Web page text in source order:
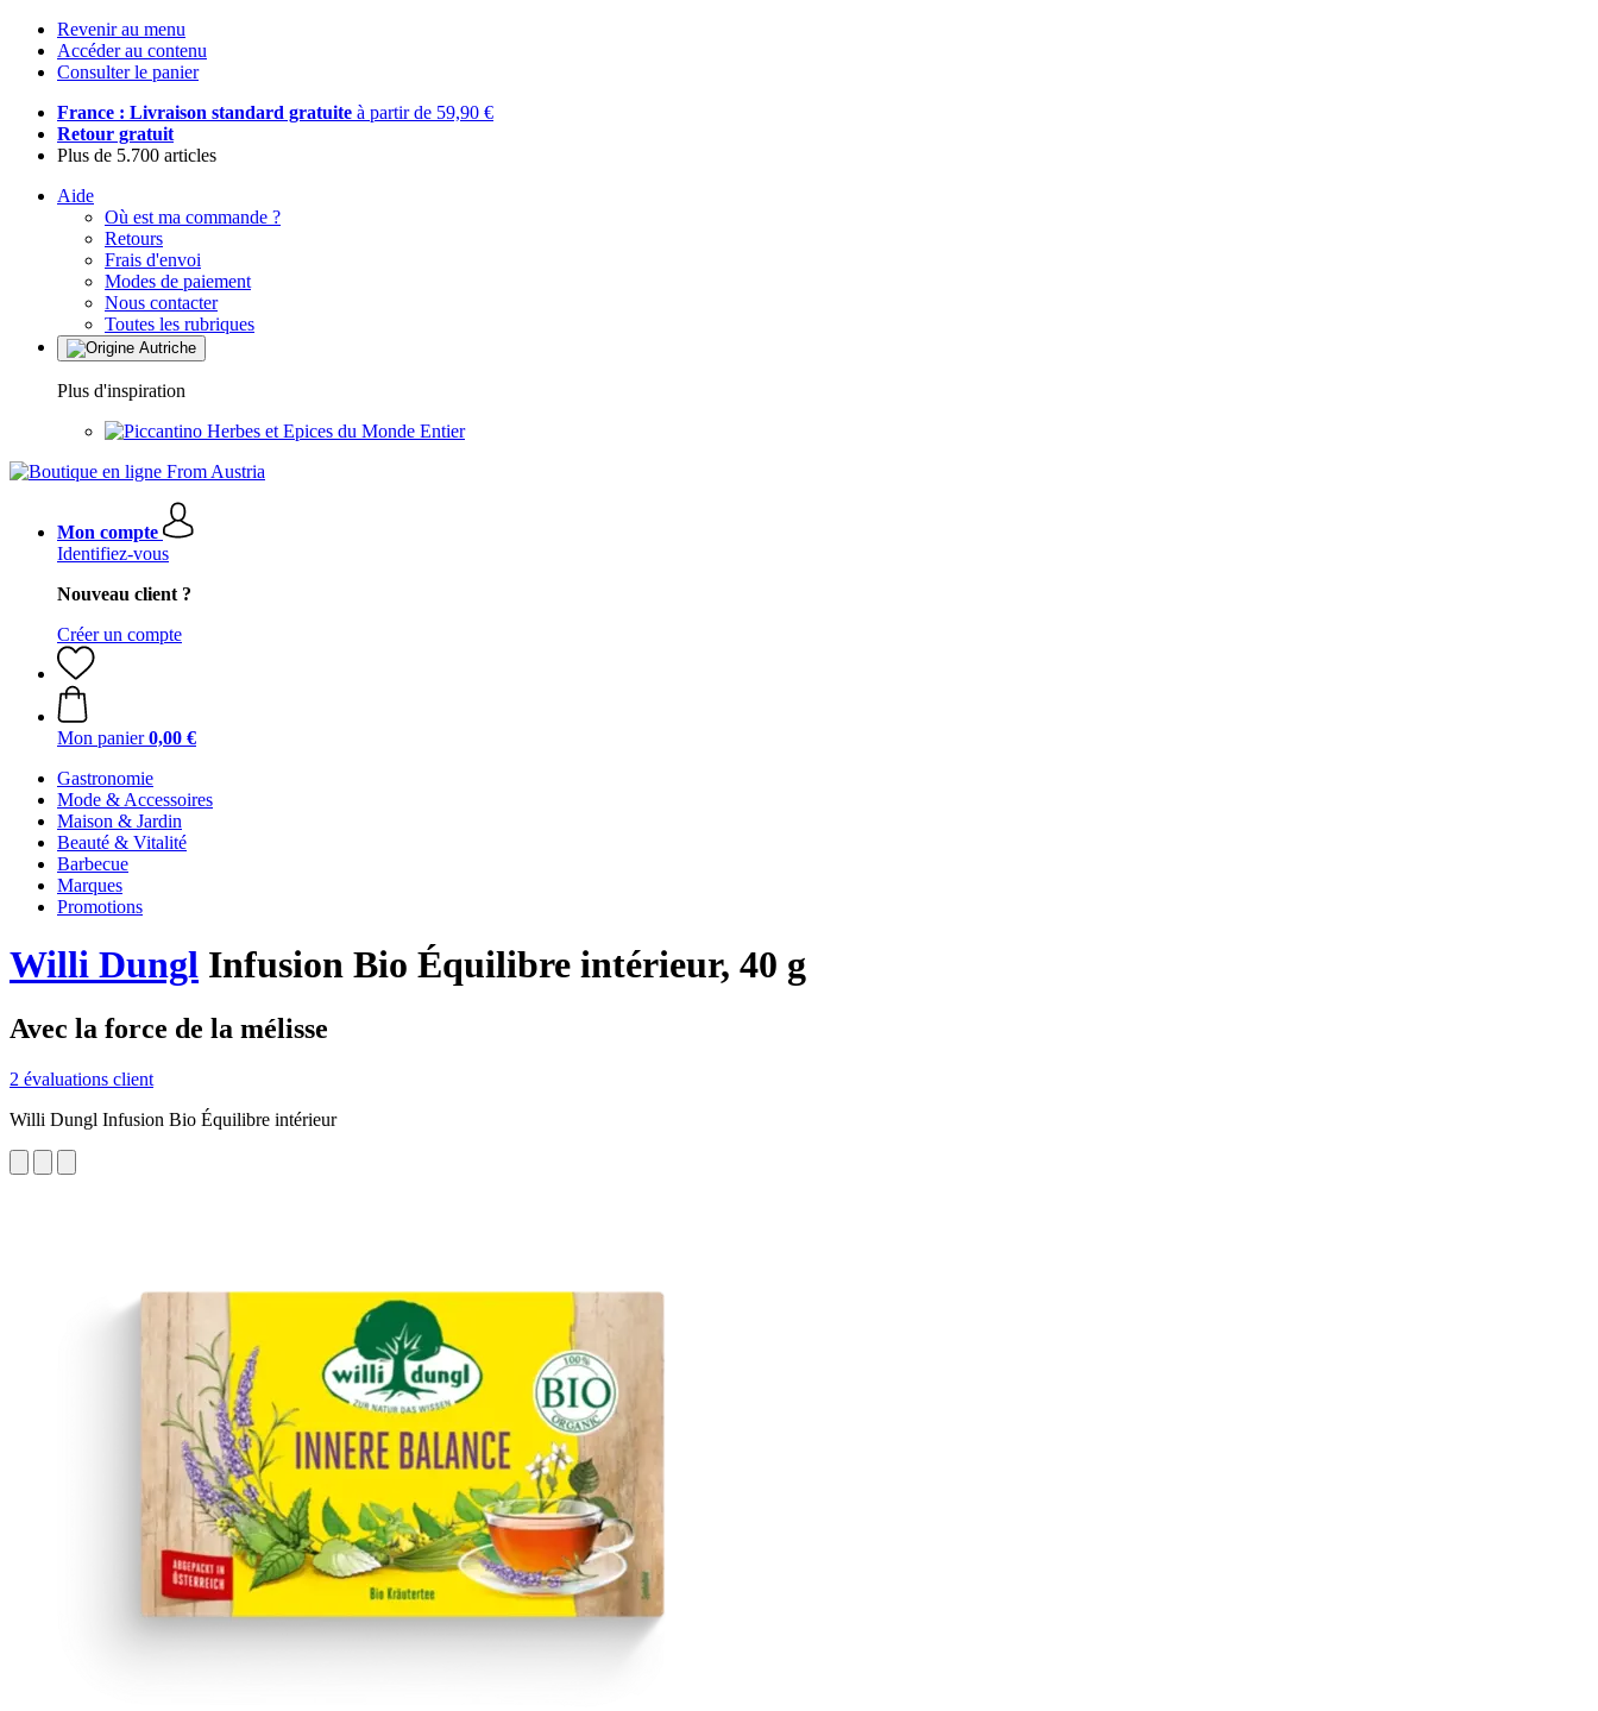
Revenir au menu
Accéder au contenu
Consulter le panier
France : Livraison standard gratuite à partir de 59,90 €
Retour gratuit
Plus de 5.700 articles
Aide
Où est ma commande ?
Retours
Frais d'envoi
Modes de paiement
Nous contacter
Toutes les rubriques
Plus d'inspiration
Herbes et Epices du Monde Entier
Mon compte
Identifiez-vous
Nouveau client ?
Créer un compte
Mon panier 0,00 €
Gastronomie
Mode & Accessoires
Maison & Jardin
Beauté & Vitalité
Barbecue
Marques
Promotions
Willi Dungl Infusion Bio Équilibre intérieur, 40 g
Avec la force de la mélisse
2 évaluations client
Willi Dungl Infusion Bio Équilibre intérieur